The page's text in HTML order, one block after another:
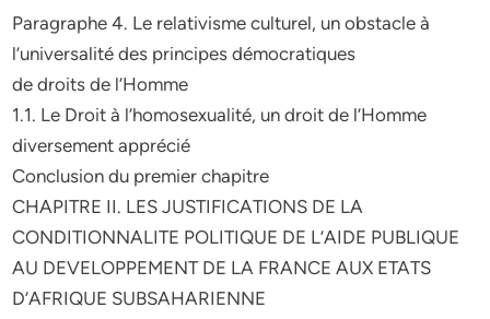
Paragraphe 4. Le relativisme culturel, un obstacle à
l’universalité des principes démocratiques
de droits de l’Homme
1.1. Le Droit à l’homosexualité, un droit de l’Homme
diversement apprécié
Conclusion du premier chapitre
CHAPITRE II. LES JUSTIFICATIONS DE LA
CONDITIONNALITE POLITIQUE DE L’AIDE PUBLIQUE
AU DEVELOPPEMENT DE LA FRANCE AUX ETATS
D’AFRIQUE SUBSAHARIENNE